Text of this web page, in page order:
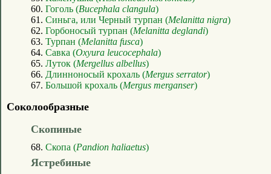
60. Гоголь (Bucephala clangula)
61. Синьга, или Черный турпан (Melanitta nigra)
62. Горбоносый турпан (Melanitta deglandi)
63. Турпан (Melanitta fusca)
64. Савка (Oxyura leucocephala)
65. Луток (Mergellus albellus)
66. Длинноносый крохаль (Mergus serrator)
67. Большой крохаль (Mergus merganser)
Соколообразные
Скопиные
68. Скопа (Pandion haliaetus)
Ястребиные